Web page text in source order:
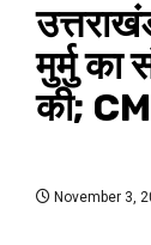
मुर्मु का
की; CM
November 3,